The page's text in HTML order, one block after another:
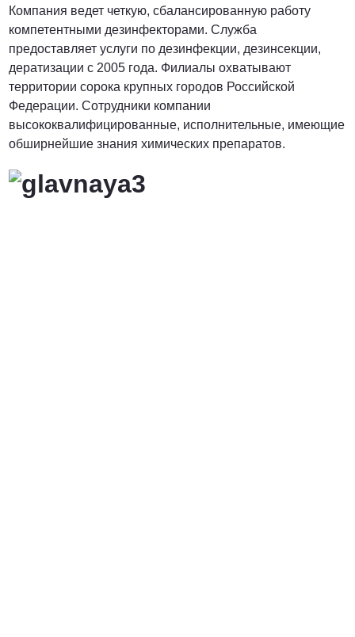
Компания ведет четкую, сбалансированную работу
компетентными дезинфекторами. Служба
предоставляет услуги по дезинфекции, дезинсекции,
дератизации с 2005 года. Филиалы охватывают
территории сорока крупных городов Российской
Федерации. Сотрудники компании
высококвалифицированные, исполнительные, имеющие
обширнейшие знания химических препаратов.